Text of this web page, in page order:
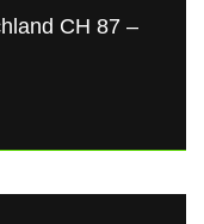
CH 87 –